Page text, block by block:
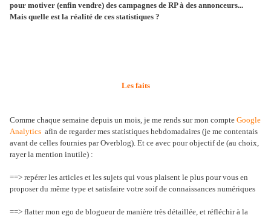
pour motiver (enfin vendre) des campagnes de RP à des annonceurs...
Mais quelle est la réalité de ces statistiques ?
Les faits
Comme chaque semaine depuis un mois, je me rends sur mon compte Google
Analytics afin de regarder mes statistiques hebdomadaires (je me contentais
avant de celles fournies par Overblog). Et ce avec pour objectif de (au choix,
rayer la mention inutile) :
==> repérer les articles et les sujets qui vous plaisent le plus pour vous en
proposer du même type et satisfaire votre soif de connaissances numériques
==> flatter mon ego de blogueur de manière très détaillée, et réfléchir à la